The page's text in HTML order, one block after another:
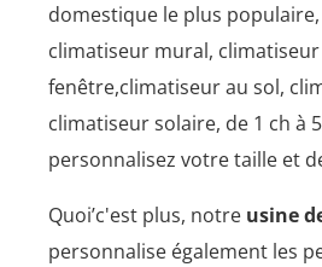
domestique le plus
climatiseur mural,
fenêtre,climatiseur au sol,
climatiseur solaire, de 1 ch à
personnalisez votre taille et
Quoi’c'est plus, notre usine
personnalise également les